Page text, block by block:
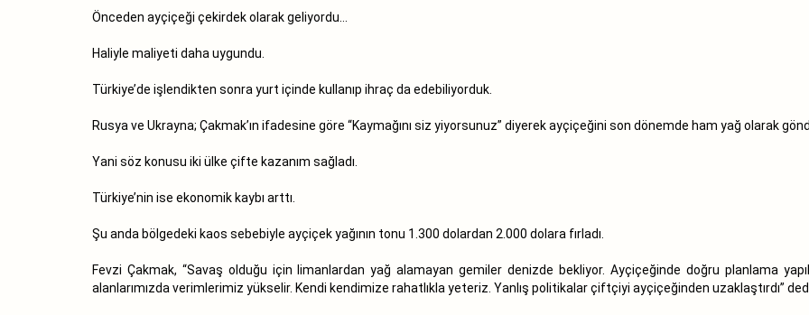
Önceden ayçiçeği çekirdek olarak geliyordu…
Haliyle maliyeti daha uygundu.
Türkiye’de işlendikten sonra yurt içinde kullanıp ihraç da edebiliyorduk.
Rusya ve Ukrayna; Çakmak’ın ifadesine göre “Kaymağını siz yiyorsunuz” diyerek ayçiçeğini son dönemde ham yağ olarak
Yani söz konusu iki ülke çifte kazanım sağladı.
Türkiye’nin ise ekonomik kaybı arttı.
Şu anda bölgedeki kaos sebebiyle ayçiçek yağının tonu 1.300 dolardan 2.000 dolara fırladı.
Fevzi Çakmak, “Savaş olduğu için limanlardan yağ alamayan gemiler denizde bekliyor. Ayçiçeğinde doğru planlama
alanlarımızda verimlerimiz yükselir. Kendi kendimize rahatlıkla yeteriz. Yanlış politikalar çiftçiyi ayçiçeğinden uzaklaştırdı”